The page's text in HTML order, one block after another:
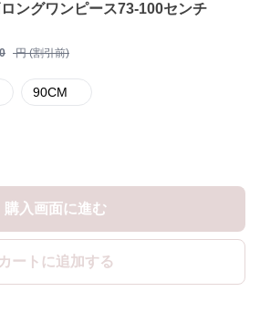
ングワンピース73-100センチ
円 (割引前)
90CM
購入画面に進む
カートに追加する